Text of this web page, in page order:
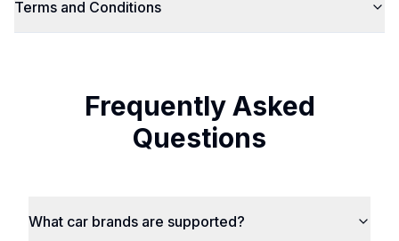
Terms and Conditions
Frequently Asked
Questions
What car brands are supported?